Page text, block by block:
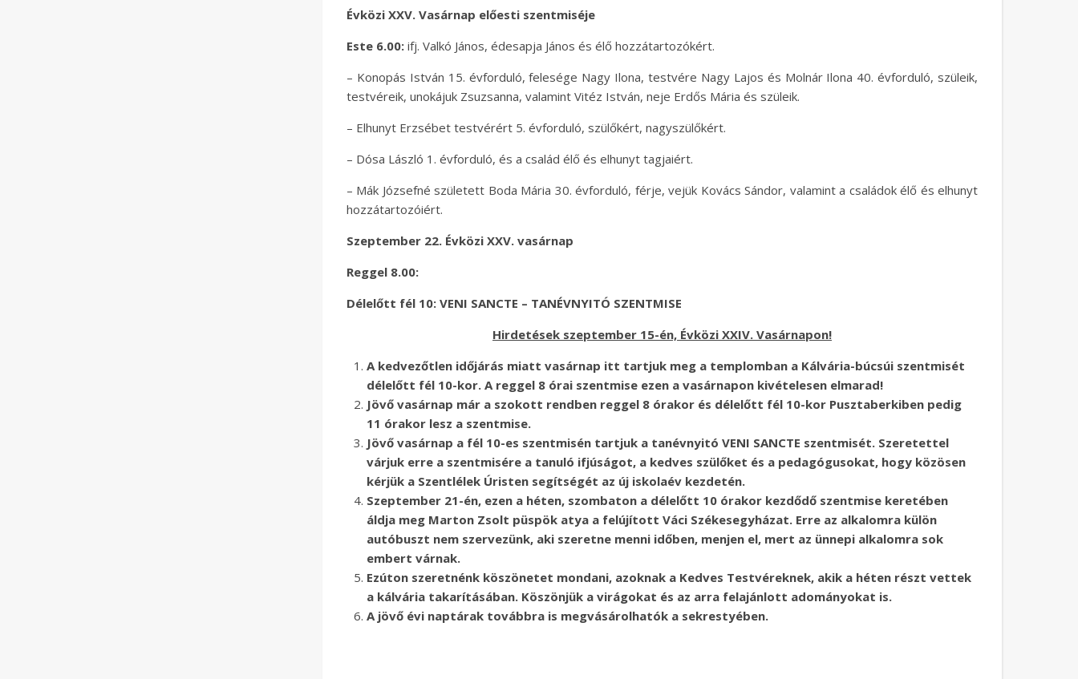
Évközi XXV. Vasárnap előesti szentmiséje
Este 6.00: ifj. Valkó János, édesapja János és élő hozzátartozókért.
– Konopás István 15. évforduló, felesége Nagy Ilona, testvére Nagy Lajos és Molnár Ilona 40. évforduló, szüleik,
testvéreik, unokájuk Zsuzsanna, valamint Vitéz István, neje Erdős Mária és szüleik.
– Elhunyt Erzsébet testvérért 5. évforduló, szülőkért, nagyszülőkért.
– Dósa László 1. évforduló, és a család élő és elhunyt tagjaiért.
– Mák Józsefné született Boda Mária 30. évforduló, férje, vejük Kovács Sándor, valamint a családok élő és elhunyt
hozzátartozóiért.
Szeptember 22. Évközi XXV. vasárnap
Reggel 8.00:
Délelőtt fél 10: VENI SANCTE – TANÉVNYITÓ SZENTMISE
Hirdetések szeptember 15-én, Évközi XXIV. Vasárnapon!
A kedvezőtlen időjárás miatt vasárnap itt tartjuk meg a templomban a Kálvária-búcsúi szentmisét
délelőtt fél 10-kor. A reggel 8 órai szentmise ezen a vasárnapon kivételesen elmarad!
Jövő vasárnap már a szokott rendben reggel 8 órakor és délelőtt fél 10-kor Pusztaberkiben pedig
11 órakor lesz a szentmise.
Jövő vasárnap a fél 10-es szentmisén tartjuk a tanévnyitó VENI SANCTE szentmisét. Szeretettel
várjuk erre a szentmisére a tanuló ifjúságot, a kedves szülőket és a pedagógusokat, hogy közösen
kérjük a Szentlélek Úristen segítségét az új iskolaév kezdetén.
Szeptember 21-én, ezen a héten, szombaton a délelőtt 10 órakor kezdődő szentmise keretében
áldja meg Marton Zsolt püspök atya a felújított Váci Székesegyházat. Erre az alkalomra külön
autóbuszt nem szervezünk, aki szeretne menni időben, menjen el, mert az ünnepi alkalomra sok
embert várnak.
Ezúton szeretnénk köszönetet mondani, azoknak a Kedves Testvéreknek, akik a héten részt vettek
a kálvária takarításában. Köszönjük a virágokat és az arra felajánlott adományokat is.
A jövő évi naptárak továbbra is megvásárolhatók a sekrestyében.